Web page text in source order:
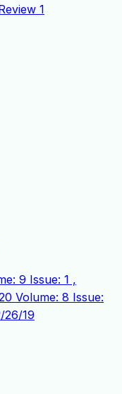
1
9 Issue: 1 ,
Volume: 8 Issue:
26/19